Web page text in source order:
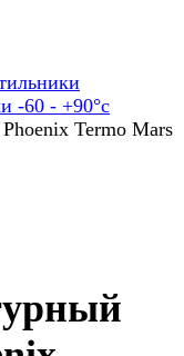
-60 - +90°с
Termo Mars